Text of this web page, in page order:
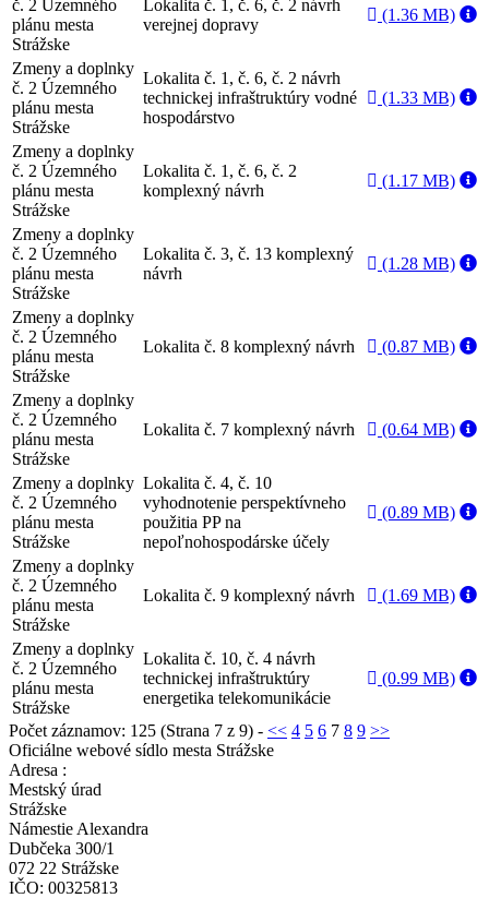
č. 2 Územného
plánu mesta
Strážske
Lokalita č. 1, č. 6, č. 2 návrh
verejnej dopravy
(1.36 MB)
Zmeny a doplnky
č. 2 Územného
plánu mesta
Strážske
Lokalita č. 1, č. 6, č. 2 návrh
technickej infraštruktúry vodné
hospodárstvo
(1.33 MB)
Zmeny a doplnky
č. 2 Územného
plánu mesta
Strážske
Lokalita č. 1, č. 6, č. 2
komplexný návrh
(1.17 MB)
Zmeny a doplnky
č. 2 Územného
plánu mesta
Strážske
Lokalita č. 3, č. 13 komplexný
návrh
(1.28 MB)
Zmeny a doplnky
č. 2 Územného
plánu mesta
Strážske
Lokalita č. 8 komplexný návrh (0.87 MB)
Zmeny a doplnky
č. 2 Územného
plánu mesta
Strážske
Lokalita č. 7 komplexný návrh (0.64 MB)
Zmeny a doplnky
č. 2 Územného
plánu mesta
Strážske
Lokalita č. 4, č. 10
vyhodnotenie perspektívneho
použitia PP na
nepoľnohospodárske účely
(0.89 MB)
Zmeny a doplnky
č. 2 Územného
plánu mesta
Strážske
Lokalita č. 9 komplexný návrh (1.69 MB)
Zmeny a doplnky
č. 2 Územného
plánu mesta
Strážske
Lokalita č. 10, č. 4 návrh
technickej infraštruktúry
energetika telekomunikácie
(0.99 MB)
Počet záznamov: 125 (Strana 7 z 9) - << 4 5 6 7 8 9 >>
Oficiálne webové sídlo mesta Strážske
Adresa :
Mestský úrad
Strážske
Námestie Alexandra
Dubčeka 300/1
072 22 Strážske
IČO: 00325813